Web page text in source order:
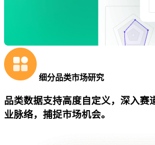
细分品类市场研究
品类数据支持高度自定义，深入赛
业脉络，捕捉市场机会。